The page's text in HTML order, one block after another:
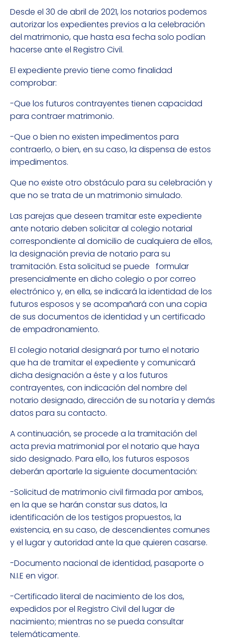
Desde el 30 de abril de 2021, los notarios podemos
autorizar los expedientes previos a la celebración
del matrimonio, que hasta esa fecha solo podían
hacerse ante el Registro Civil.
El expediente previo tiene como finalidad
comprobar:
-Que los futuros contrayentes tienen capacidad
para contraer matrimonio.
-Que o bien no existen impedimentos para
contraerlo, o bien, en su caso, la dispensa de estos
impedimentos.
Que no existe otro obstáculo para su celebración y
que no se trata de un matrimonio simulado.
Las parejas que deseen tramitar este expediente
ante notario deben solicitar al colegio notarial
correspondiente al domicilio de cualquiera de ellos,
la designación previa de notario para su
tramitación. Esta solicitud se puede formular
presencialmente en dicho colegio o por correo
electrónico y, en ella, se indicará la identidad de los
futuros esposos y se acompañará con una copia
de sus documentos de identidad y un certificado
de empadronamiento.
El colegio notarial designará por turno el notario
que ha de tramitar el expediente y comunicará
dicha designación a éste y a los futuros
contrayentes, con indicación del nombre del
notario designado, dirección de su notaría y demás
datos para su contacto.
A continuación, se procede a la tramitación del
acta previa matrimonial por el notario que haya
sido designado. Para ello, los futuros esposos
deberán aportarle la siguiente documentación:
-Solicitud de matrimonio civil firmada por ambos,
en la que se harán constar sus datos, la
identificación de los testigos propuestos, la
existencia, en su caso, de descendientes comunes
y el lugar y autoridad ante la que quieren casarse.
-Documento nacional de identidad, pasaporte o
N.I.E en vigor.
-Certificado literal de nacimiento de los dos,
expedidos por el Registro Civil del lugar de
nacimiento; mientras no se pueda consultar
telemáticamente.